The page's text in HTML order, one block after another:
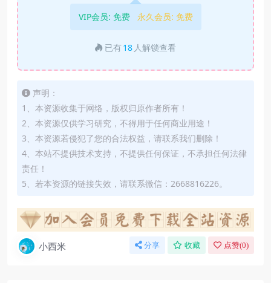
VIP会员: 免费 永久会员: 免费
已有 18 人解锁查看
声明：
1、本资源收集于网络，版权归原作者所有！
2、本资源仅供学习研究，不得用于任何商业用途！
3、本资源若侵犯了您的合法权益，请联系我们删除！
4、本站不提供技术支持，不提供任何保证，不承担任何法律
责任！
5、若本资源的链接失效，请联系微信：2668816226。
小西米 分享 收藏 点赞(0)